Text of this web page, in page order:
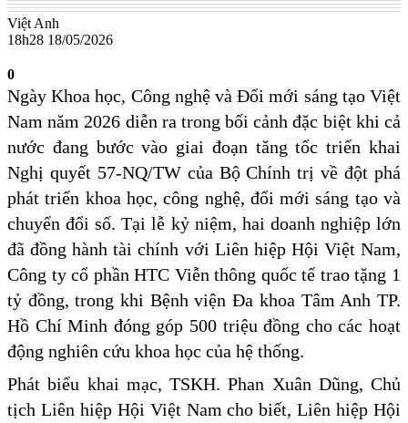
Việt Anh
18h28 18/05/2026
0
Ngày Khoa học, Công nghệ và Đổi mới sáng tạo Việt
Nam năm 2026 diễn ra trong bối cảnh đặc biệt khi cả
nước đang bước vào giai đoạn tăng tốc triển khai
Nghị quyết 57-NQ/TW của Bộ Chính trị về đột phá
phát triển khoa học, công nghệ, đổi mới sáng tạo và
chuyển đổi số. Tại lễ kỷ niệm, hai doanh nghiệp lớn
đã đồng hành tài chính với Liên hiệp Hội Việt Nam,
Công ty cổ phần HTC Viễn thông quốc tế trao tặng 1
tỷ đồng, trong khi Bệnh viện Đa khoa Tâm Anh TP.
Hồ Chí Minh đóng góp 500 triệu đồng cho các hoạt
động nghiên cứu khoa học của hệ thống.
Phát biểu khai mạc, TSKH. Phan Xuân Dũng, Chủ
tịch Liên hiệp Hội Việt Nam cho biết, Liên hiệp Hội